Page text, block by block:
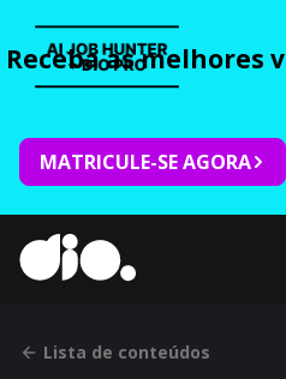
Receba as melhores
MATRICULE-SE AGORA
Lista de conteúdos